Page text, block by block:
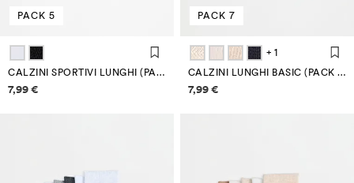
PACK 5
CALZINI SPORTIVI LUNGHI (PACK 5)
Informazioni sui prezzi
7,99 €
PACK 7
+ 1
CALZINI LUNGHI BASIC (PACK 7)
Informazioni sui prezzi
7,99 €